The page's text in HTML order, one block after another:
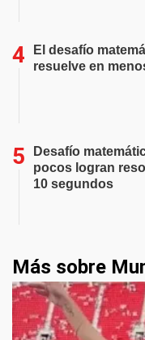
El desafío
resuelve en
Desafío
pocos logran
10 segundos
Más sobre